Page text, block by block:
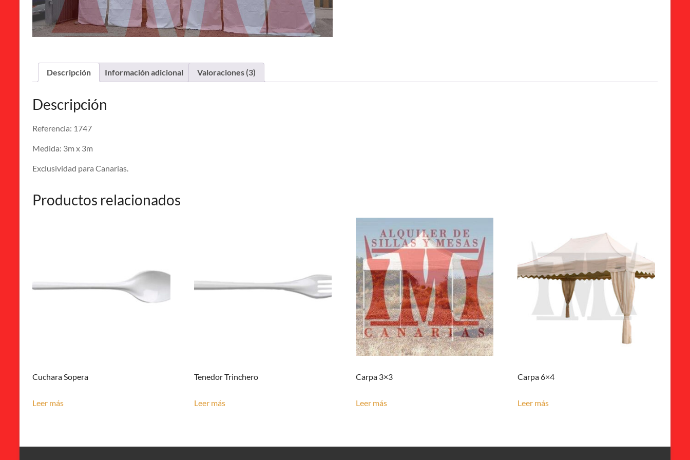
Descripción Información adicional Valoraciones (3)
Descripción
Referencia: 1747
Medida: 3m x 3m
Exclusividad para Canarias.
Productos relacionados
Cuchara Sopera
Leer más
Tenedor Trinchero
Leer más
Carpa 3×3
Leer más
Carpa 6×4
Leer más